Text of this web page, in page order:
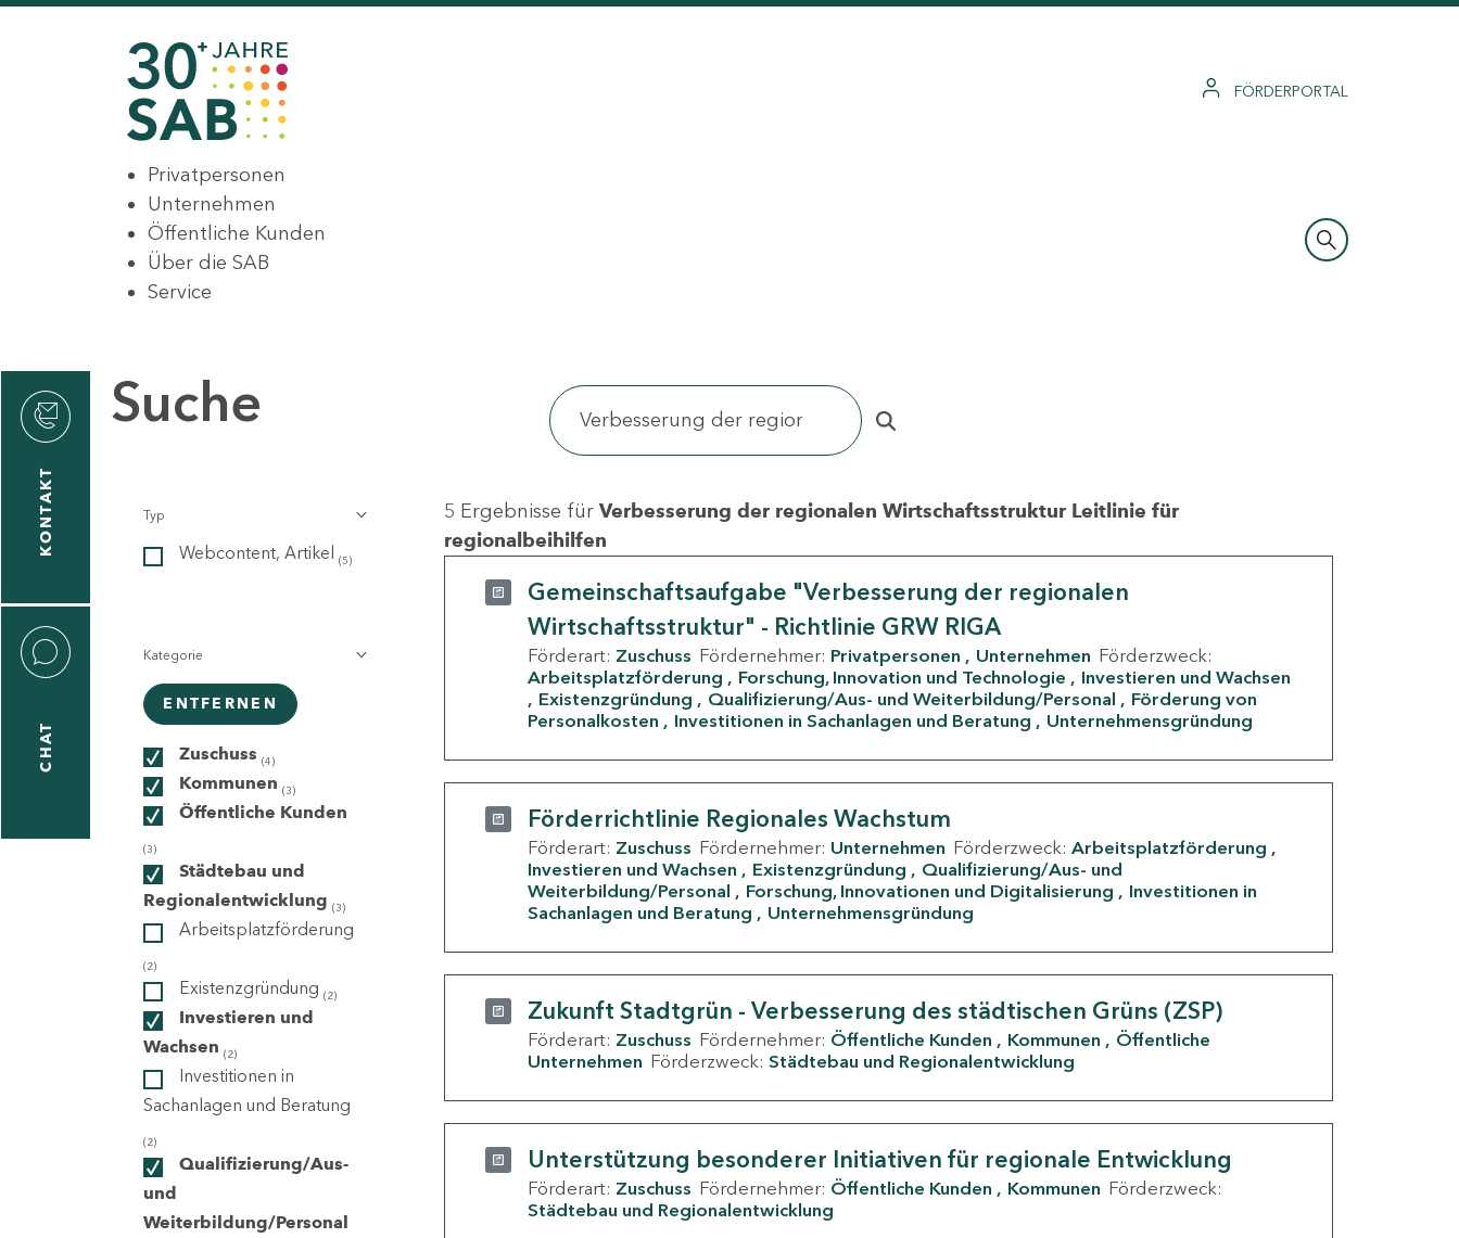
FÖRDERPORTAL
Privatpersonen
Unternehmen
Öffentliche Kunden
Über die SAB
Service
KONTAKT
CHAT
Suche
Typ
Webcontent, Artikel (5)
Kategorie
ENTFERNEN
Zuschuss (4)
Kommunen (3)
Öffentliche Kunden
(3)
Städtebau und
Regionalentwicklung (3)
Arbeitsplatzförderung
(2)
Existenzgründung (2)
Investieren und
Wachsen (2)
Investitionen in
Sachanlagen und Beratung
(2)
Qualifizierung/Aus-
und
Weiterbildung/Personal
5 Ergebnisse für Verbesserung der regionalen Wirtschaftsstruktur Leitlinie für
regionalbeihilfen
Gemeinschaftsaufgabe "Verbesserung der regionalen
Wirtschaftsstruktur" - Richtlinie GRW RIGA
Förderart: Zuschuss Fördernehmer: Privatpersonen Unternehmen Förderzweck:
Arbeitsplatzförderung
Forschung, Innovation und Technologie
Investieren und Wachsen
Existenzgründung
Qualifizierung/Aus- und Weiterbildung/Personal
Förderung von
Personalkosten
Investitionen in Sachanlagen und Beratung Unternehmensgründung
Förderrichtlinie Regionales Wachstum
Förderart: Zuschuss Fördernehmer: Unternehmen Förderzweck: Arbeitsplatzförderung
Investieren und Wachsen
Existenzgründung
Qualifizierung/Aus- und
Weiterbildung/Personal
Forschung, Innovationen und Digitalisierung
Investitionen in
Sachanlagen und Beratung
Unternehmensgründung
Zukunft Stadtgrün - Verbesserung des städtischen Grüns (ZSP)
Förderart: Zuschuss Fördernehmer: Öffentliche Kunden Kommunen
Öffentliche
Unternehmen Förderzweck: Städtebau und Regionalentwicklung
Unterstützung besonderer Initiativen für regionale Entwicklung
Förderart: Zuschuss Fördernehmer: Öffentliche Kunden Kommunen Förderzweck:
Städtebau und Regionalentwicklung